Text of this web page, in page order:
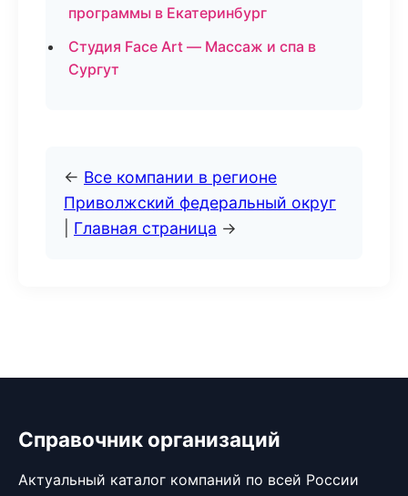
программы в Екатеринбург
Студия Face Art — Массаж и спа в
Сургут
← Все компании в регионе
Приволжский федеральный округ
Главная страница →
Справочник организаций
Актуальный каталог компаний по всей России